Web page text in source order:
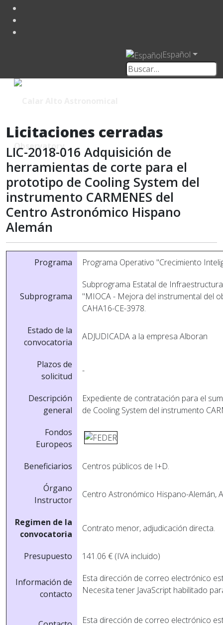
Español
Licitaciones cerradas
LIC-2018-016 Adquisición de
herramientas de corte para el
prototipo de Cooling System del
instrumento CARMENES del
Centro Astronómico Hispano
Alemán
Programa Programa Operativo "Crecimiento
Subprograma
Subprograma Estatal de
"MIOCA - Mejora del instrumental del
CAHA16-CE-3978.
Estado de la
convocatoria
ADJUDICADA a la empresa Alboran
Plazos de
solicitud
-
Descripción
general
Expediente de contratación para el
de Cooling System del instrumento
Fondos
Europeos
Beneficiarios
Centros públicos de I+D.
Órgano
Instructor
Centro Astronómico Hispano-Alemán,
Regimen de la
convocatoria
Contrato menor, adjudicación directa.
Presupuesto 141.06 € (IVA incluido)
Información de
contacto
Esta dirección de correo electrónico
Necesita tener JavaScript habilitado
Esta dirección de correo electrónico